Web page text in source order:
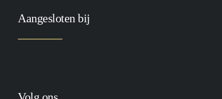
Aangesloten bij